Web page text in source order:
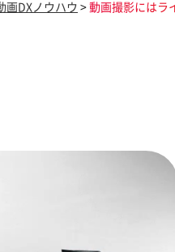
画DXノウハウ > 動画撮影にはラ